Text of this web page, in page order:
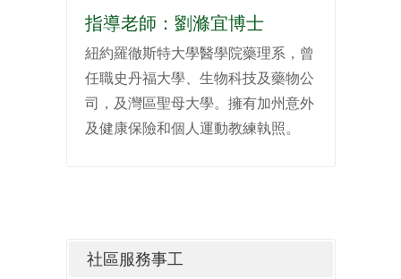
指導老師：劉滌宜博士
紐約羅徹斯特大學醫學院藥理系，曾
任職史丹福大學、生物科技及藥物公
司，及灣區聖母大學。擁有加州意外
及健康保險和個人運動教練執照。
社區服務事工